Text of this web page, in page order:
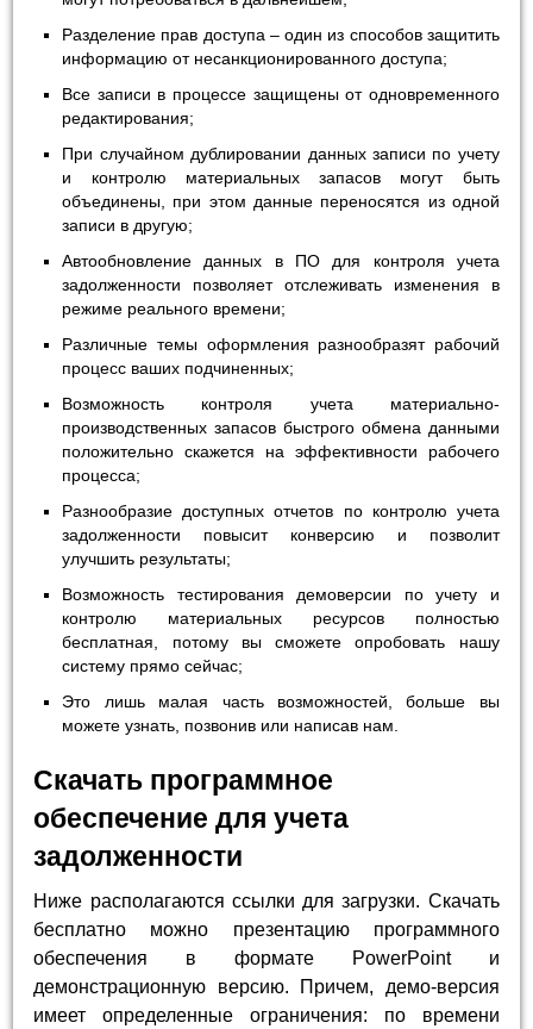
Разделение прав доступа – один из способов защитить
информацию от несанкционированного доступа;
Все записи в процессе защищены от одновременного
редактирования;
При случайном дублировании данных записи по учету
и контролю материальных запасов могут быть
объединены, при этом данные переносятся из одной
записи в другую;
Автообновление данных в ПО для контроля учета
задолженности позволяет отслеживать изменения в
режиме реального времени;
Различные темы оформления разнообразят рабочий
процесс ваших подчиненных;
Возможность контроля учета материально-
производственных запасов быстрого обмена данными
положительно скажется на эффективности рабочего
процесса;
Разнообразие доступных отчетов по контролю учета
задолженности повысит конверсию и позволит
улучшить результаты;
Возможность тестирования демоверсии по учету и
контролю материальных ресурсов полностью
бесплатная, потому вы сможете опробовать нашу
систему прямо сейчас;
Это лишь малая часть возможностей, больше вы
можете узнать, позвонив или написав нам.
Скачать программное
обеспечение для учета
задолженности
Ниже располагаются ссылки для загрузки. Скачать
бесплатно можно презентацию программного
обеспечения в формате PowerPoint и
демонстрационную версию. Причем, демо-версия
имеет определенные ограничения: по времени